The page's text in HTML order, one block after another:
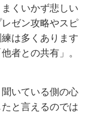
くいかず悲しい
ゼン攻略やスピ
は多くあります
者との共有」。
いている側の心
と言えるのでは